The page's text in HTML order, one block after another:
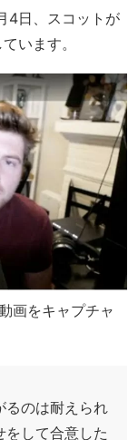
4日、スコットが
います。
画をキャプチャ
るのは耐えられ
をして合意した